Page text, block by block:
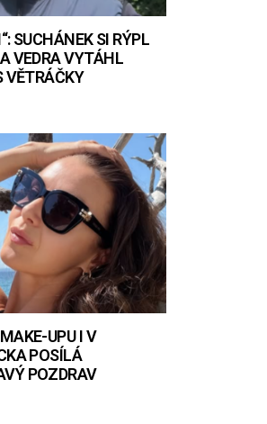
SUCHÁNEK SI RÝPL
VEDRA VYTÁHL
VĚTRÁČKY
UPU I V
POSÍLÁ
POZDRAV